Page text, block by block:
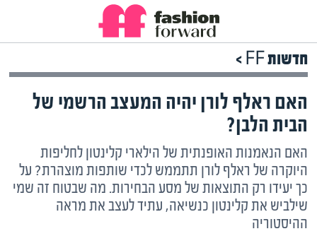
חדשות FF >
האם ראלף לורן יהיה המעצב הרשמי של
הבית הלבן?
האם הנאמנות האופנתית של הילארי קלינטון לחליפות
היוקרה של ראלף לורן תתממש לכדי שותפות מוצהרת? על
כך יעידו רק התוצאות של מסע הבחירות. מה שבטוח זה שמי
שילביש את קלינטון כנשיאה, עתיד לעצב את מראה
ההיסטוריה